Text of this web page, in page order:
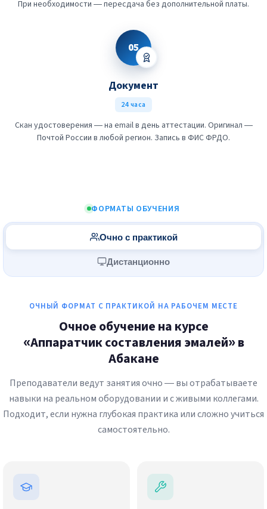
При необходимости — пересдача без дополнительной платы.
05
Документ
24 часа
Скан удостоверения — на email в день аттестации. Оригинал —
Почтой России в любой регион. Запись в ФИС ФРДО.
ФОРМАТЫ ОБУЧЕНИЯ
Очно с практикой
Дистанционно
ОЧНЫЙ ФОРМАТ С ПРАКТИКОЙ НА РАБОЧЕМ МЕСТЕ
Очное обучение на курсе
«Аппаратчик составления эмалей» в
Абакане
Преподаватели ведут занятия очно — вы отрабатываете
навыки на реальном оборудовании и с живыми коллегами.
Подходит, если нужна глубокая практика или сложно учиться
самостоятельно.